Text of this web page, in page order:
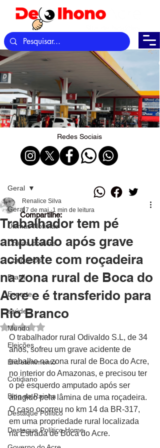
Redes Sociais
Geral
Últimas Notícias
Coluna do Acre
Concursos
Brasil
Esporte
saúde
Mundo
Eleições
Entretenimento
Cotidiano
Blog da Rainha
Destaque Político
Destaque Político Home
Geral
Trabalhador tem pé
amputado após grave
acidente com roçadeira
na zona rural de Boca do
Acre e é transferido para
Rio Branco
Renalice Silva
17 de mai. 1 min de leitura
Avaliado com NaN de 5 estrelas.
O trabalhador rural Odivaldo S.L, de 34
anos, sofreu um grave acidente de
trabalho na zona rural de Boca do Acre,
no interior do Amazonas, e precisou ter
o pé esquerdo amputado após ser
atingido pela lâmina de uma roçadeira.
O caso ocorreu no km 14 da BR-317,
em uma propriedade rural localizada
na Estrada de Boca do Acre.
Compartilhe: